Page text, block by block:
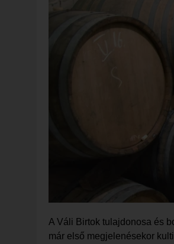
A Váli Birtok tulajdonosa és
már első megjelenésekor